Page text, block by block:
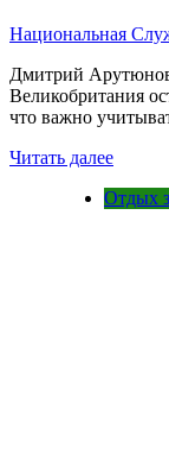
Национальная
Дмитрий
Великобритания
что важно
Читать далее
Отдых